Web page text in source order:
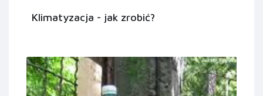
Klimatyzacja - jak zrobić?